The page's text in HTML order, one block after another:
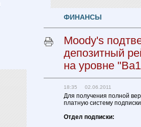
ФИНАНСЫ
Moody's
депозитный
на уровне
18:35 02.06.2011
Для получения полной
платную систему
Отдел подписки: